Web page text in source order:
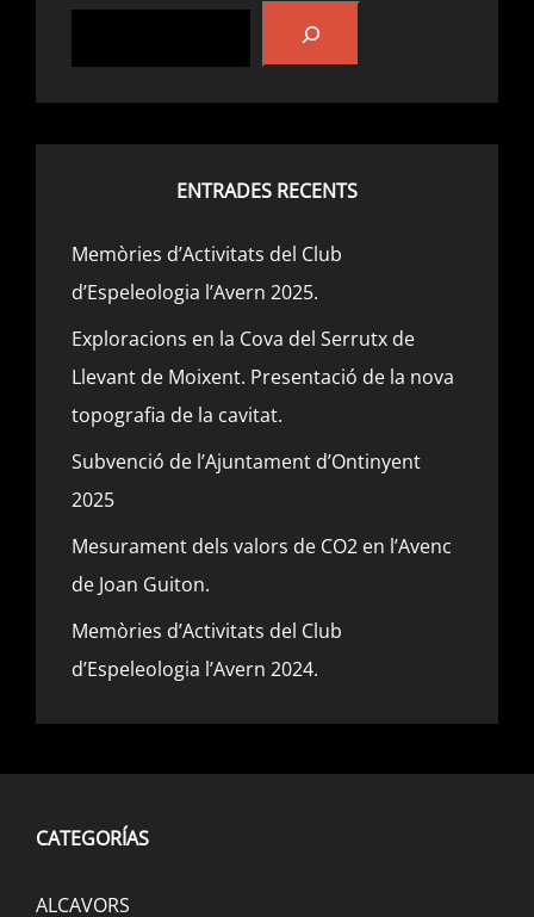
ENTRADES RECENTS
Memòries d’Activitats del Club
d’Espeleologia l’Avern 2025.
Exploracions en la Cova del Serrutx de
Llevant de Moixent. Presentació de la nova
topografia de la cavitat.
Subvenció de l’Ajuntament d’Ontinyent
2025
Mesurament dels valors de CO2 en l’Avenc
de Joan Guiton.
Memòries d’Activitats del Club
d’Espeleologia l’Avern 2024.
CATEGORÍAS
ALCAVORS